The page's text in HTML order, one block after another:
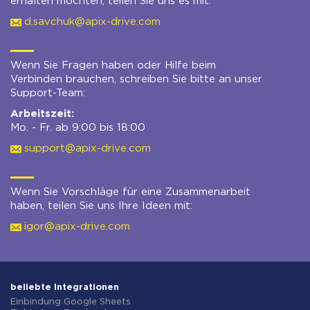
d.savchuk@apix-drive.com
Wenn Sie Fragen haben oder Hilfe beim
Verbinden brauchen, schreiben Sie bitte an unser
Support-Team:
Arbeitszeit:
Mo. - Fr. ab 9:00 bis 18:00
support@apix-drive.com
Wenn Sie Vorschläge für eine Zusammenarbeit
haben, teilen Sie uns Ihre Ideen mit:
igor@apix-drive.com
beliebte Integrationen
Einbindung Google Sheets